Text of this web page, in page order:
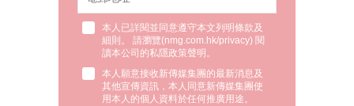
本人已詳閱並同意遵守本文列明條款及
細則。 請瀏覽(nmg.com.hk/privacy) 閱
讀本公司的私隱政策聲明。
本人願意接收新傳媒集團的最新消息及
其他宣傳資訊，本人同意新傳媒集團使
用本人的個人資料於任何推廣用途。